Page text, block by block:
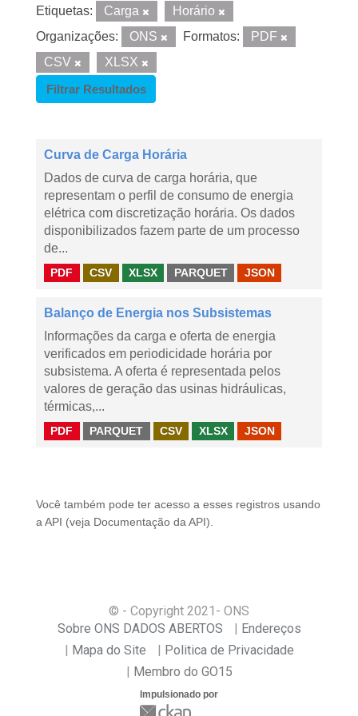
Etiquetas: Carga
Horário
Organizações:
ONS Formatos:
PDF
CSV
XLSX
Filtrar Resultados
Curva de Carga Horária
Dados de curva de carga horária, que
representam o perfil de consumo de energia
elétrica com discretização horária. Os dados
disponibilizados fazem parte de um processo
de...
PDF CSV XLSX PARQUET JSON
Balanço de Energia nos Subsistemas
Informações da carga e oferta de energia
verificados em periodicidade horária por
subsistema. A oferta é representada pelos
valores de geração das usinas hidráulicas,
térmicas,...
PDF PARQUET CSV XLSX JSON
Você também pode ter acesso a esses registros usando
a API (veja Documentação da API ).
© - Copyright 2021 - ONS
Sobre ONS DADOS ABERTOS
Endereços
Mapa do Site
Politica de Privacidade
Membro do GO15
Impulsionado por